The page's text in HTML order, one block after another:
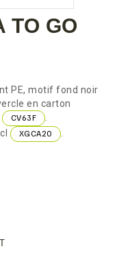
TO GO
PE, motif fond noir
en carton
CV63F
XGCA20 .